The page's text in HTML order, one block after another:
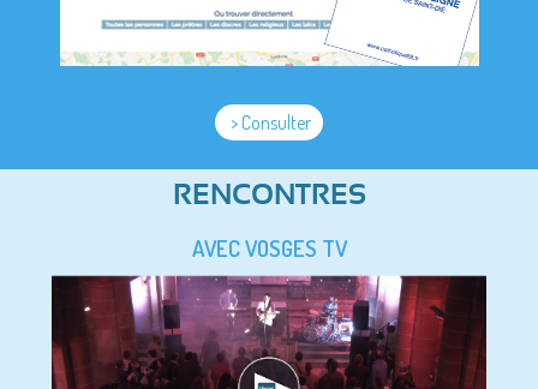
> Consulter
RENCONTRES
AVEC VOSGES TV